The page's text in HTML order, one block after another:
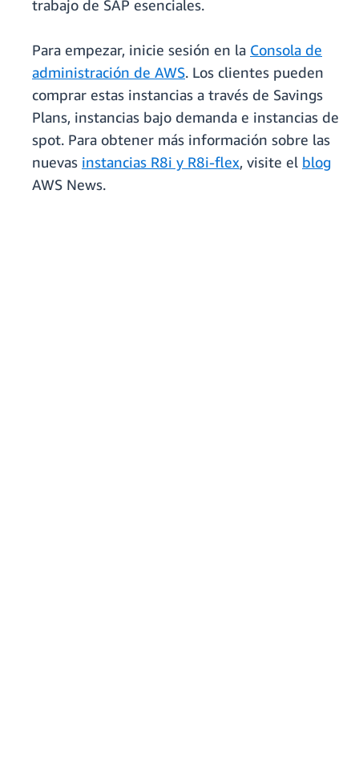
trabajo de SAP esenciales.
Para empezar, inicie sesión en la Consola de
administración de AWS. Los clientes pueden
comprar estas instancias a través de Savings
Plans, instancias bajo demanda e instancias de
spot. Para obtener más información sobre las
nuevas instancias R8i y R8i-flex, visite el blog
AWS News.